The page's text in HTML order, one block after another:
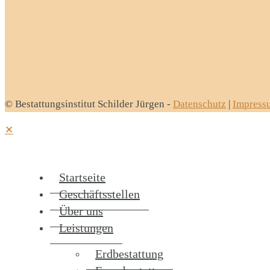
© Bestattungsinstitut Schilder Jürgen - Datenschutz
✕
Startseite
Geschäftsstellen
Über uns
Leistungen
Erdbestattung